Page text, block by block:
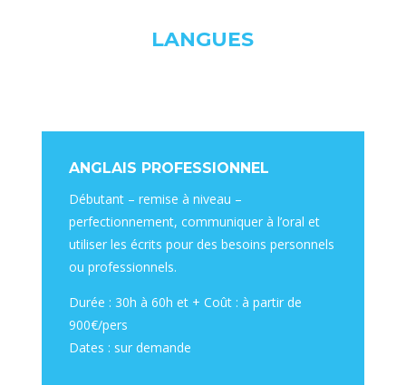
LANGUES
ANGLAIS PROFESSIONNEL
Débutant – remise à niveau –
perfectionnement, communiquer à l’oral et
utiliser les écrits pour des besoins personnels
ou professionnels.
Durée : 30h à 60h et + Coût : à partir de
900€/pers
Dates : sur demande